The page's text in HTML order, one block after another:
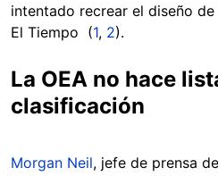
intentado recrear el diseño
El Tiempo (1, 2).
La OEA no hace
clasificación
Morgan Neil, jefe de prensa